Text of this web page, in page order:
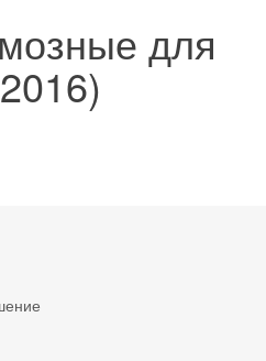
для